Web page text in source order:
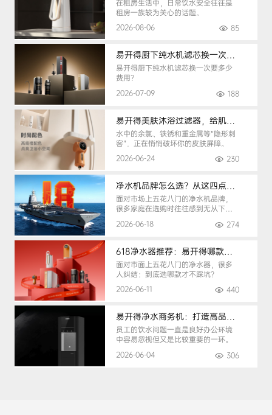
在租房生活中，日常饮水安全往往是
租房一族较为关心的话题。
2026-08-06
85
易开得厨下纯水机滤芯换一次要多少钱
易开得厨下纯水机滤芯换一次要多少
费用？
2026-07-09
188
易开得美肤沐浴过滤器，给肌肤纯净呵护
水中的余氯、铁锈和重金属等“隐形刺
客”，正在悄悄破坏你的皮肤屏障。
2026-06-24
230
净水机品牌怎么选？从这四点入手，避开90%的选购陷阱
面对市场上五花八门的净水机品牌，
很多家庭在选购时往往感到无从下
2026-06-18 274
618净水器推荐：易开得哪款最适合你？
面对市面上五花八门的净水器，很多
人纠结：到底选哪款才不踩坑？
2026-06-11
440
易开得净水商务机：打造高品质办公健康饮水环境
员工的饮水问题一直是良好办公环境
中容易忽视但又是比较重要的一环。
2026-06-04
306